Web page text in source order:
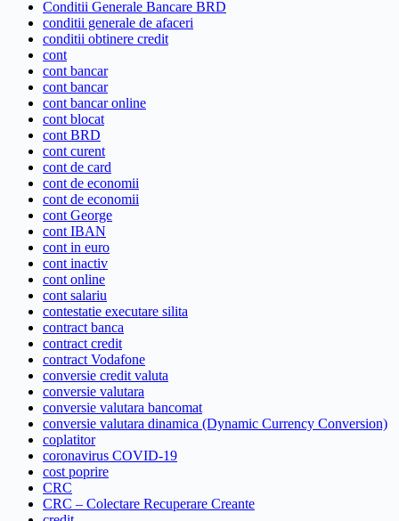
Conditii Generale Bancare BRD
conditii generale de afaceri
conditii obtinere credit
cont
cont bancar
cont bancar
cont bancar online
cont blocat
cont BRD
cont curent
cont de card
cont de economii
cont de economii
cont George
cont IBAN
cont in euro
cont inactiv
cont online
cont salariu
contestatie executare silita
contract banca
contract credit
contract Vodafone
conversie credit valuta
conversie valutara
conversie valutara bancomat
conversie valutara dinamica (Dynamic Currency Conversion)
coplatitor
coronavirus COVID-19
cost poprire
CRC
CRC – Colectare Recuperare Creante